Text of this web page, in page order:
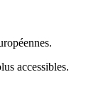
accessibles.